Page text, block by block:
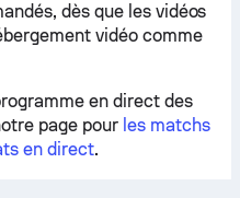
dès que les vidéos
vidéo comme
en direct des
page pour les matchs
en direct.